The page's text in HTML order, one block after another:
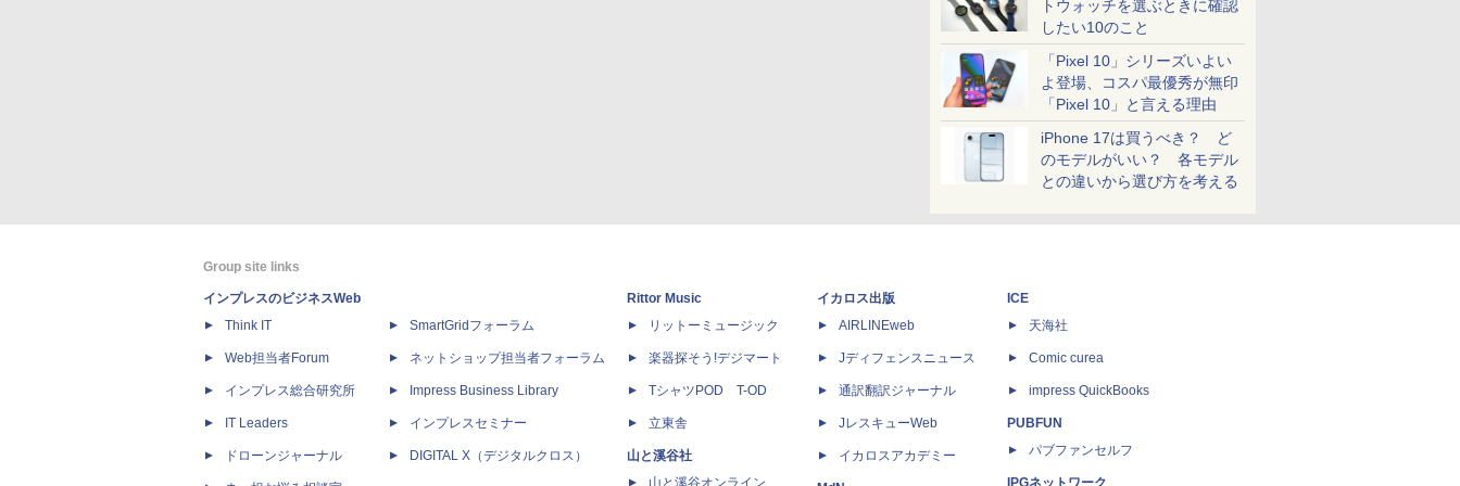
トウォッチを選ぶときに確認
したい10のこと
「Pixel 10」シリーズいよい
よ登場、コスパ最優秀が無印
「Pixel 10」と言える理由
iPhone 17は買うべき？ ど
のモデルがいい？ 各モデル
との違いから選び方を考える
Group site links
インプレスのビジネスWeb
Think IT
Web担当者Forum
インプレス総合研究所
IT Leaders
ドローンジャーナル
SmartGridフォーラム
ネットショップ担当者フォーラム
Impress Business Library
インプレスセミナー
DIGITAL X（デジタルクロス）
Rittor Music
リットーミュージック
楽器探そう!デジマート
TシャツPOD T-OD
立東舎
山と溪谷社
山と溪谷オンライン
イカロス出版
AIRLINEweb
Jディフェンスニュース
通訳翻訳ジャーナル
JレスキューWeb
イカロスアカデミー
ICE
天海社
Comic curea
impress QuickBooks
PUBFUN
パブファンセルフ
IPGネットワーク